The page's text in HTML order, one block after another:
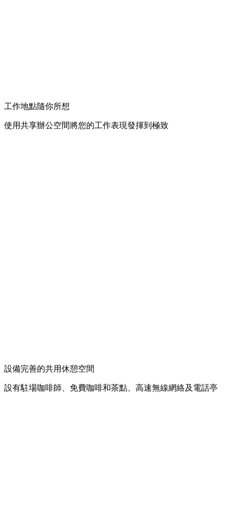
工作地點隨你所想
使用共享辦公空間將您的工作表現發揮到極致
設備完善的共用休憩空間
設有駐場咖啡師、免費咖啡和茶點、高速無線網絡及電話亭